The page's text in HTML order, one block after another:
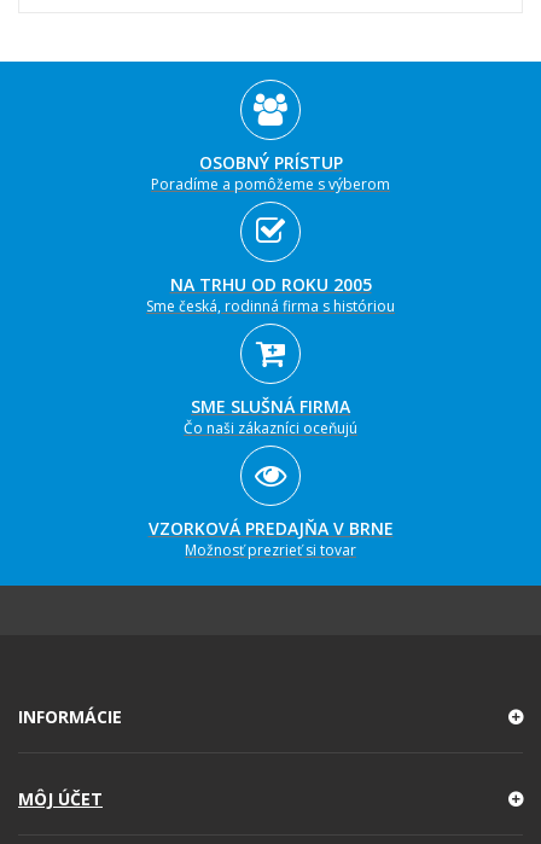
OSOBNÝ PRÍSTUP
Poradíme a pomôžeme s výberom
NA TRHU OD ROKU 2005
Sme česká, rodinná firma s históriou
SME SLUŠNÁ FIRMA
Čo naši zákazníci oceňujú
VZORKOVÁ PREDAJŇA V BRNE
Možnosť prezrieť si tovar
INFORMÁCIE
MÔJ ÚČET